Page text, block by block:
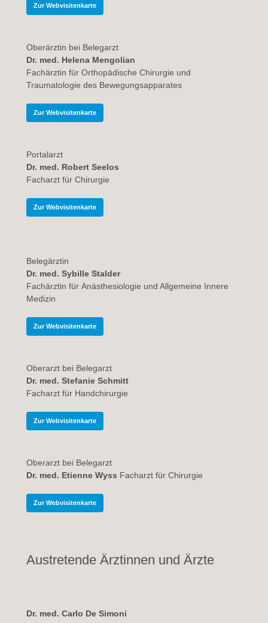
Zur Webvisitenkarte
Oberärztin bei Belegarzt
Dr. med. Helena Mengolian
Fachärztin für Orthopädische Chirurgie und
Traumatologie des Bewegungsapparates
Zur Webvisitenkarte
Portalarzt
Dr. med. Robert Seelos
Facharzt für Chirurgie
Zur Webvisitenkarte
Belegärztin
Dr. med. Sybille Stalder
Fachärztin für Anästhesiologie und Allgemeine Innere
Medizin
Zur Webvisitenkarte
Oberarzt bei Belegarzt
Dr. med. Stefanie Schmitt
Facharzt für Handchirurgie
Zur Webvisitenkarte
Oberarzt bei Belegarzt
Dr. med. Etienne Wyss Facharzt für Chirurgie
Zur Webvisitenkarte
Austretende Ärztinnen und Ärzte
Dr. med. Carlo De Simoni